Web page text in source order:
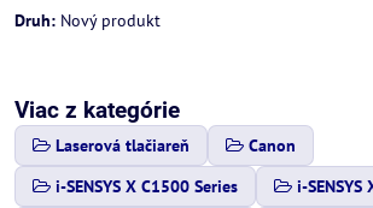
Druh: Nový produkt
Viac z kategórie
Laserová tlačiareň
Canon
i-SENSYS X C1500 Series
i-SENSYS